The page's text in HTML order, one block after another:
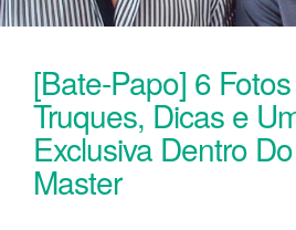
[Bate-Papo] 6
Truques, Dicas e
Exclusiva Dentro
Master